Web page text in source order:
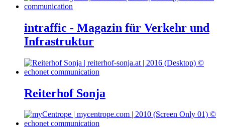
intraffic - Magazin für Verkehr und
Infrastruktur
Reiterhof Sonja